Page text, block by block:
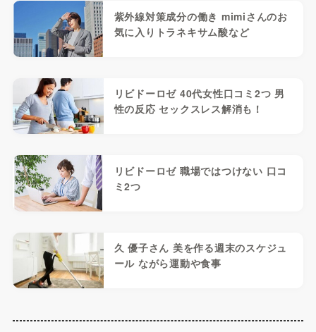
紫外線対策成分の働き mimiさんのお
気に入りトラネキサム酸など
リビドーロゼ 40代女性口コミ2つ 男
性の反応 セックスレス解消も！
リビドーロゼ 職場ではつけない 口コ
ミ2つ
久 優子さん 美を作る週末のスケジュ
ール ながら運動や食事